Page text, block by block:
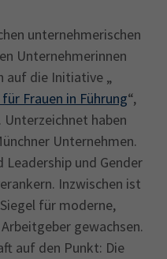
unternehmerischen
Unternehmerinnen
auf die Initiative „
Frauen in Führung“,
Unterzeichnet haben
Unternehmen.
und Gender
Inzwischen ist
für moderne,
gewachsen.
auf den Punkt: Die